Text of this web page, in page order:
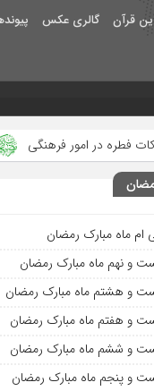
قرآن گالری عکس
فرهنگی
ام ماه مبارک رمضان
و نهم ماه مبارک رمضان
و هشتم ماه مبارک رمضان
و هفتم ماه مبارک رمضان
و ششم ماه مبارک رمضان
و پنجم ماه مبارک رمضان